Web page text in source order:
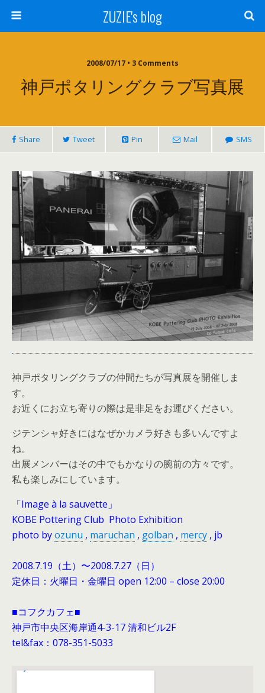
ZUZIE's blog
2008/07/17 • 3 Comments
神戸ポタリングクラブ写真展
Share Tweet Pin Mail SMS
神戸ポタリングクラブの仲間たちが写真展を開催しま
す。
お近くにお立ち寄りの際は是非足をお運びください。
ジテンシャ好きにはなぜかカメラ好きも多いんですよ
ね。
出展メンバーはその中でもかなりの腕前の方々です。
私も楽しみにしています。
「Image à la sauvette」
KOBE Pottering Club Photo Exhibition
photo byozunu , maruchan , golban , mercy , jb
2008.7.19（土）〜2008.7.27（日）
定休日：火曜日・金曜日 open 12:00 – close 20:00
■コフクカフェ■
神戸市中央区海岸通4-3-17 清和ビル2F
tel&fax：078-351-5033